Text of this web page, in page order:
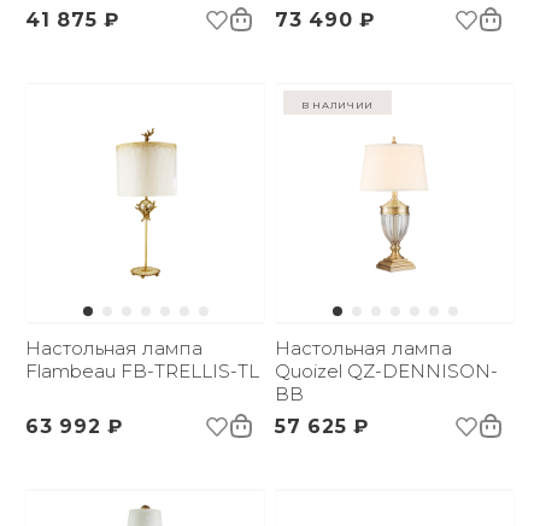
41 875 ₽
73 490 ₽
Настольная лампа
Flambeau FB-TRELLIS-TL
63 992 ₽
в наличии
Настольная лампа
Quoizel QZ-DENNISON-
BB
57 625 ₽